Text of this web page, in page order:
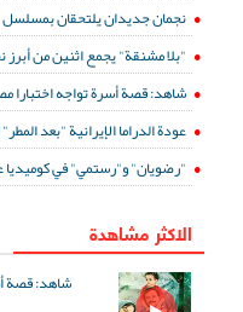
نجمان جديدان يلتحقان بمسلسل
"بلا مشنقة" يجمع اثنين من أبرز
شاهد: قصة أسرة تواجه اختبارا
عودة الدراما الإيرانية "بعد
"رضويان" و"رستمي" في
الاكثر مشاهدة
شاهد: قصة